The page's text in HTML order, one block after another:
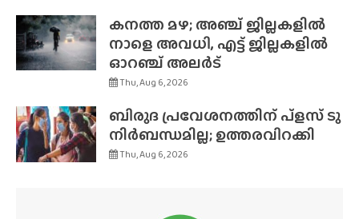
കനത്ത മഴ; അഞ്ച് ജില്ലകളിൽ
നാളെ അവധി, എട്ട് ജില്ലകളിൽ
ഓറഞ്ച് അലർട്
Thu, Aug 6, 2026
ബിരുദ പ്രവേശനത്തിന് പ്ളസ് ടു
നിർബന്ധമില്ല; ഉത്തരവിറക്കി
Thu, Aug 6, 2026